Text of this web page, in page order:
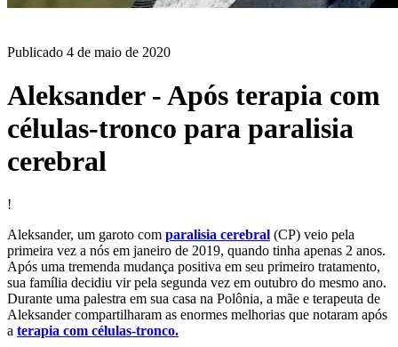
Publicado 4 de maio de 2020
Aleksander - Após terapia com
células-tronco para paralisia
cerebral
!
Aleksander, um garoto com paralisia cerebral (CP) veio pela
primeira vez a nós em janeiro de 2019, quando tinha apenas 2 anos.
Após uma tremenda mudança positiva em seu primeiro tratamento,
sua família decidiu vir pela segunda vez em outubro do mesmo ano.
Durante uma palestra em sua casa na Polônia, a mãe e terapeuta de
Aleksander compartilharam as enormes melhorias que notaram após
a terapia com células-tronco.